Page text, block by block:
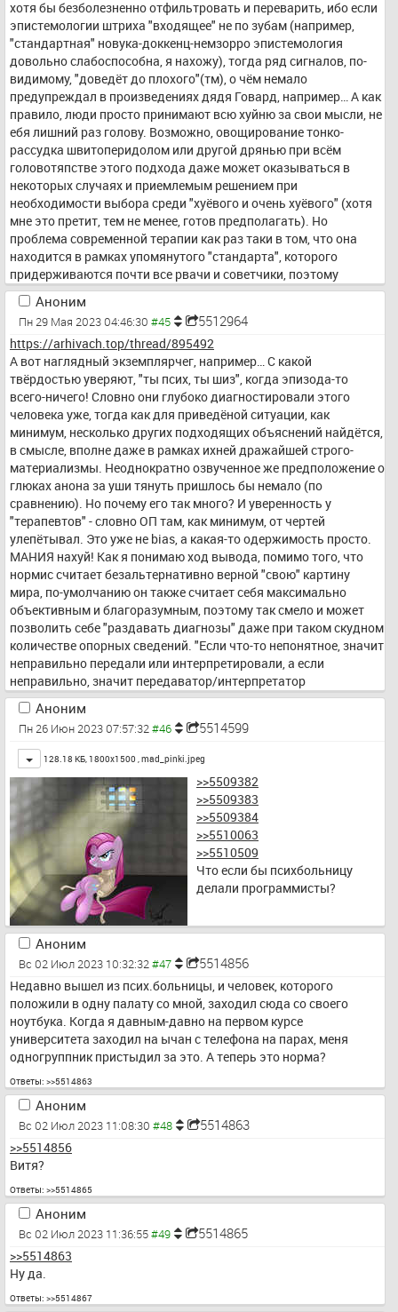
хотя бы безболезненно отфильтровать и переварить, ибо если
эпистемологии штриха "входящее" не по зубам (например,
"стандартная" новука-доккенц-немзорро эпистемология
довольно слабоспособна, я нахожу), тогда ряд сигналов, по-
видимому, "доведёт до плохого"(тм), о чём немало
предупреждал в произведениях дядя Говард, например… А как
правило, люди просто принимают всю хуйню за свои мысли, не
ебя лишний раз голову. Возможно, овощирование тонко-
рассудка швитоперидолом или другой дрянью при всём
головотяпстве этого подхода даже может оказываться в
некоторых случаях и приемлемым решением при
необходимости выбора среди "хуёвого и очень хуёвого" (хотя
мне это претит, тем не менее, готов предполагать). Но
проблема современной терапии как раз таки в том, что она
находится в рамках упомянутого "стандарта", которого
придерживаются почти все рвачи и советчики, поэтому
варианты вне её они в принципе рассмотреть неспособны.
Даже подсказочки со стороны самого "голосовидца", которые
могли бы быть очень ценны, будут просто дежурно
трактоваться как (бесполезный) бред. И вот… Маємо те шо
маємо, пусть это не такое уебанство, как шокотерапии и
лоботомии совсем недавних времён, но тем не менее, оттуда не
так сильно отдалилось, как нормисы привыкли беспечно
подразумевать.
Аноним
Пн 29 Мая 2023 04:46:30 5512964
https://arhivach.top/thread/895492
А вот наглядный экземплярчег, например… С какой
твёрдостью уверяют, "ты псих, ты шиз", когда эпизода-то
всего-ничего! Словно они глубоко диагностировали этого
человека уже, тогда как для привeдёной ситуации, как
минимум, несколько других подходящих объяснений найдётся,
в смысле, вполне даже в рамках ихней дражайшей строго-
материализмы. Неоднократно озвученное же предположение о
глюках анона за уши тянуть пришлось бы немало (по
сравнению). Но почему его так много? И уверенность у
"терапевтов" - словно ОП там, как минимум, от чертей
улепётывал. Это уже не bias, а какая-то одержимость просто.
МАНИЯ нахуй! Как я понимаю ход вывода, помимо того, что
нормис считает безальтернативно верной "свою" картину
мира, по-умолчанию он также считает себя максимально
объективным и благоразумным, поэтому так смело и может
позволить себе "раздавать диагнозы" даже при таком скудном
количестве опорных сведений. "Если что-то непонятное, значит
неправильно передали или интерпретировали, а если
неправильно, значит передаватор/интерпретатор
неправильный - псих". "Если псих, то рвачи и Таблетки" - как же
иначе?"Парадоксально", что при этом нормис считает, что
нельзя рассуждать в темах, в которых ты "не эксперт".
Аноним
Пн 26 Июн 2023 07:57:32 5514599
Toggle
128.18 КБ, 1800x1500 ,mad_pinki.jpeg
>>5509382
>>5509383
>>5509384
>>5510063
>>5510509
Что если бы психбольницу
делали программисты?
Аноним
Вс 02 Июл 2023 10:32:32 5514856
Недавно вышел из псих.больницы, и человек, которого
положили в одну палату со мной, заходил сюда со своего
ноутбука. Когда я давным-давно на первом курсе
университета заходил на ычан с телефона на парах, меня
одногруппник пристыдил за это. А теперь это норма?
Ответы: >>5514863
Аноним
Вс 02 Июл 2023 11:08:30 5514863
>>5514856
Витя?
Ответы: >>5514865
Аноним
Вс 02 Июл 2023 11:36:55 5514865
>>5514863
Ну да.
Ответы: >>5514867